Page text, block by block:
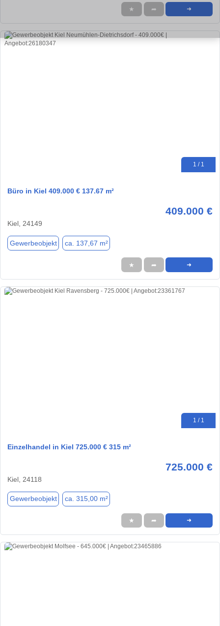
★ ➦ ➜
1 / 1
Büro in Kiel 409.000 € 137.67 m²
409.000 €
Kiel, 24149
Gewerbeobjekt ca. 137,67 m²
★ ➦ ➜
1 / 1
Einzelhandel in Kiel 725.000 € 315 m²
725.000 €
Kiel, 24118
Gewerbeobjekt ca. 315,00 m²
★ ➦ ➜